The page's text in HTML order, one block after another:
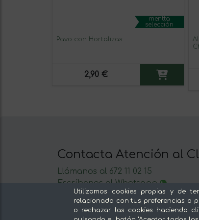
mentta
selección
Pavo con Hortalizas
2,90 €
Contacta Atención al
Llámanos al 672 11 02 15
Escríbenos al Whatsapp
Escríbenos
De lunes a viernes de 8:30 a 14:00
Utilizamos cookies propias y de
relacionada con tus preferencias a
o rechazar las cookies haciendo